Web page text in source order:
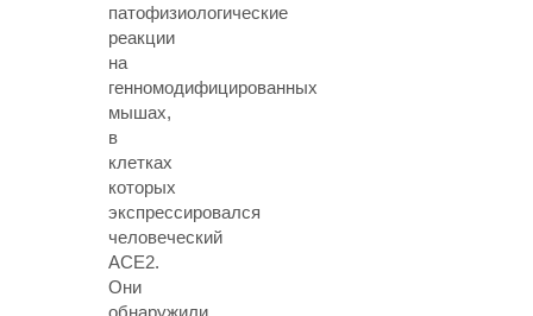
патофизиологические
реакции
на
генномодифицированных
мышах,
в
клетках
которых
экспрессировался
человеческий
ACE2.
Они